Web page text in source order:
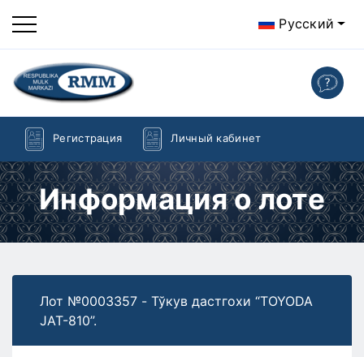
Русский
Регистрация Личный кабинет
Информация о лоте
Лот №0003357 - Тўкув дастгохи “TOYODA
JAT-810”.